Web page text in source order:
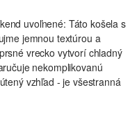
uvoľnené: Táto košela s
jemnou textúrou a
vrecko vytvorí chladný
nekomplikovanú
vzhľad - je všestranná